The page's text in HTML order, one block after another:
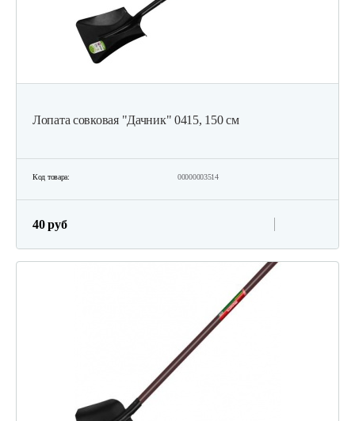
Лопата совковая "Дачник" 0415, 150 см
Код товара: 00000003514
40 руб